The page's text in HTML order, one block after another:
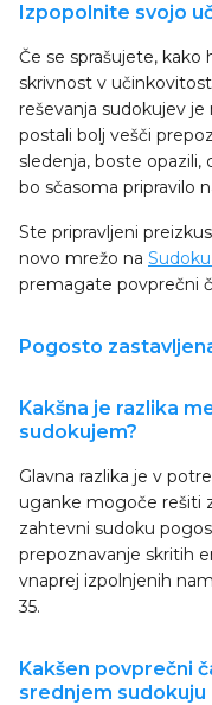
Izpopolnite svojo
Če se sprašujete, kako
skrivnost v
reševanja sudokujev
postali bolj vešči
sledenja, boste opazili,
bo sčasoma pripravilo
Ste pripravljeni
novo mrežo na
premagate povprečni
Pogosto
Kakšna je razlika
sudokujem?
Glavna razlika je v
uganke mogoče rešiti
zahtevni sudoku
prepoznavanje skritih
vnaprej izpolnjenih
35.
Kakšen povprečni
srednjem sudokuju